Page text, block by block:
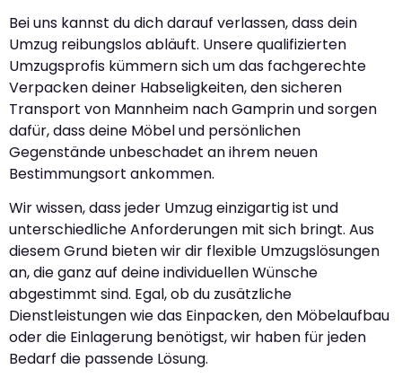
Bei uns kannst du dich darauf verlassen, dass dein
Umzug reibungslos abläuft. Unsere qualifizierten
Umzugsprofis kümmern sich um das fachgerechte
Verpacken deiner Habseligkeiten, den sicheren
Transport von Mannheim nach Gamprin und sorgen
dafür, dass deine Möbel und persönlichen
Gegenstände unbeschadet an ihrem neuen
Bestimmungsort ankommen.
Wir wissen, dass jeder Umzug einzigartig ist und
unterschiedliche Anforderungen mit sich bringt. Aus
diesem Grund bieten wir dir flexible Umzugslösungen
an, die ganz auf deine individuellen Wünsche
abgestimmt sind. Egal, ob du zusätzliche
Dienstleistungen wie das Einpacken, den Möbelaufbau
oder die Einlagerung benötigst, wir haben für jeden
Bedarf die passende Lösung.